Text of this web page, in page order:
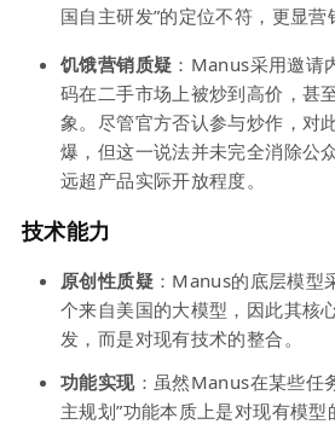
国自主研发”的定位不符，更显营
饥饿营销质疑 ：Manus采用邀请
码在二手市场上被炒到高价，甚
象。尽管官方否认参与炒作，对
爆，但这一说法并未完全消除公
远超产品实际开放程度。
技术能力
原创性质疑：Manus的底层模型
个来自美国的大模型，因此其核
发，而是对现有技术的整合。
功能实现：虽然Manus在某些任
主规划”功能本质上是对现有模